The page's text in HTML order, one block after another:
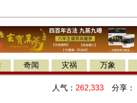
奇闻 灾祸 万象
人气： 262,333 分享：